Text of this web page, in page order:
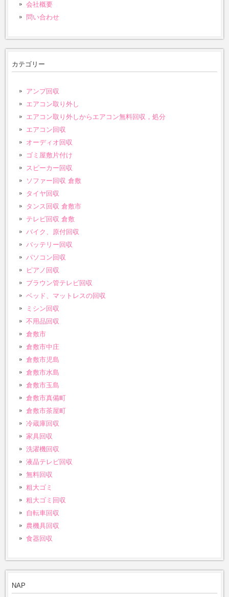
会社概要
問い合わせ
カテゴリー
アンプ回収
エアコン取り外し
エアコン取り外しからエアコン無料回収，処分
エアコン回収
オーディオ回収
ゴミ屋敷片付け
スピーカー回収
ソファー回収 倉敷
タイヤ回収
タンス回収 倉敷市
テレビ回収 倉敷
バイク、原付回収
バッテリー回収
パソコン回収
ピアノ回収
ブラウン管テレビ回収
ベッド、マットレスの回収
ミシン回収
不用品回収
倉敷市
倉敷市中庄
倉敷市児島
倉敷市水島
倉敷市玉島
倉敷市真備町
倉敷市茶屋町
冷蔵庫回収
家具回収
洗濯機回収
液晶テレビ回収
無料回収
粗大ゴミ
粗大ゴミ回収
自転車回収
農機具回収
食器回収
NAP